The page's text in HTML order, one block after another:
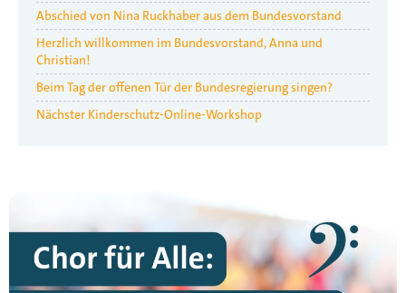
Abschied von Nina Ruckhaber aus dem Bundesvorstand
Herzlich willkommen im Bundesvorstand, Anna und
Christian!
Beim Tag der offenen Tür der Bundesregierung singen?
Nächster Kinderschutz-Online-Workshop